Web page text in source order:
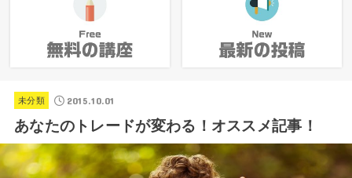
未分類 2015.10.01
あなたのトレードが変わる！オススメ記事！